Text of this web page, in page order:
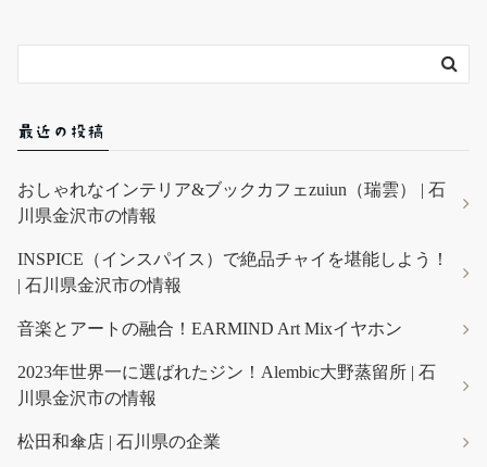
最近の投稿
おしゃれなインテリア&ブックカフェzuiun（瑞雲） | 石
川県金沢市の情報
INSPICE（インスパイス）で絶品チャイを堪能しよう！
| 石川県金沢市の情報
音楽とアートの融合！EARMIND Art Mixイヤホン
2023年世界一に選ばれたジン！Alembic大野蒸留所 | 石
川県金沢市の情報
松田和傘店 | 石川県の企業